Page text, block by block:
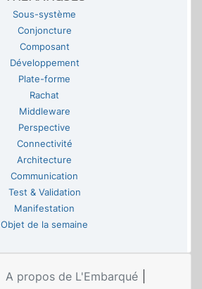
Sous-système
Conjoncture
Composant
Développement
Plate-forme
Rachat
Middleware
Perspective
Connectivité
Architecture
Communication
Test & Validation
Manifestation
Objet de la semaine
A propos de L'Embarqué